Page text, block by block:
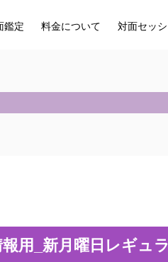
鑑定 料金について 対面セッ
用_新月曜日レギュ